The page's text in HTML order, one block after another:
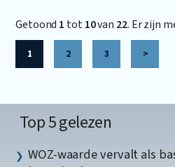
Getoond 1 tot10van 22. Er zijn
1 2 3 >
Top 5 gelezen
WOZ-waarde vervalt als